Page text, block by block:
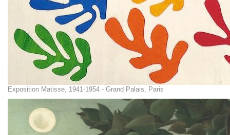
Exposition Matisse, 1941-1954 - Grand Palais, Paris